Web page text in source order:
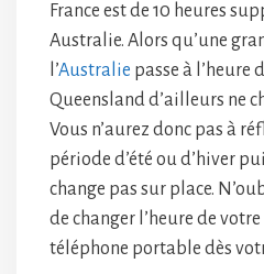
France est de 10 heures
Australie. Alors qu’une
l’Australie passe à l’heure
Queensland d’ailleurs ne
Vous n’aurez donc pas à
période d’été ou d’hiver
change pas sur place.
de changer l’heure de
téléphone portable dès